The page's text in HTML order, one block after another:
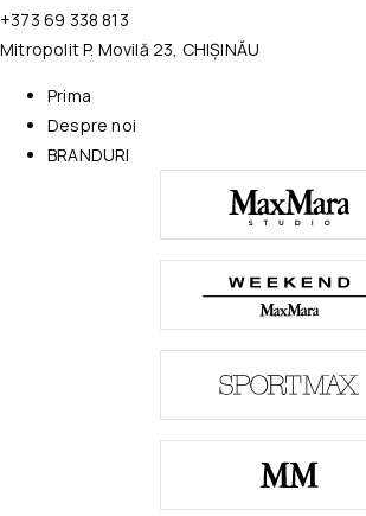
+373 69 338 813
Mitropolit P. Movilă 23, CHIȘINĂU
Prima
Despre noi
BRANDURI